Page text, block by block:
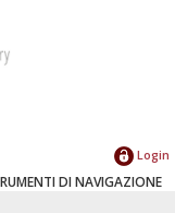
Login
DI NAVIGAZIONE